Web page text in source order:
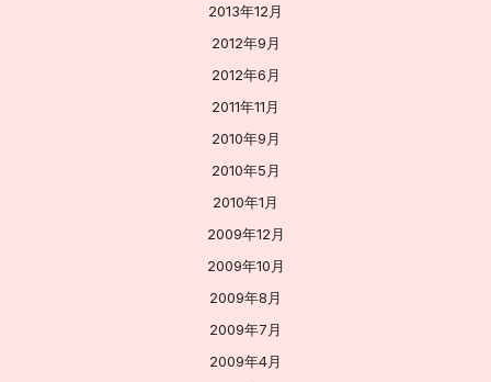
2013年12月
2012年9月
2012年6月
2011年11月
2010年9月
2010年5月
2010年1月
2009年12月
2009年10月
2009年8月
2009年7月
2009年4月